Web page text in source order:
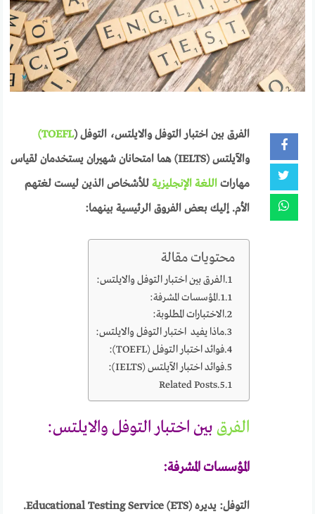
الفرق بين اختبار التوفل والايلتس، التوفل (TOEFL)
والآيلتس (IELTS) هما امتحانان شهيران يستخدمان لقياس
مهارات اللغة الإنجليزية للأشخاص الذين ليست لغتهم
الأم. إليك بعض الفروق الرئيسية بينهما:
محتويات مقالة
الفرق بين اختبار التوفل والايلتس:
المؤسسات المشرفة:
الاختبارات المطلوبة:
ماذا يفيد اختبار التوفل والايلتس:
فوائد اختبار التوفل (TOEFL):
فوائد اختبار الآيلتس (IELTS):
Related Posts
الفرق بين اختبار التوفل والايلتس:
المؤسسات المشرفة:
التوفل: يديره Educational Testing Service (ETS).